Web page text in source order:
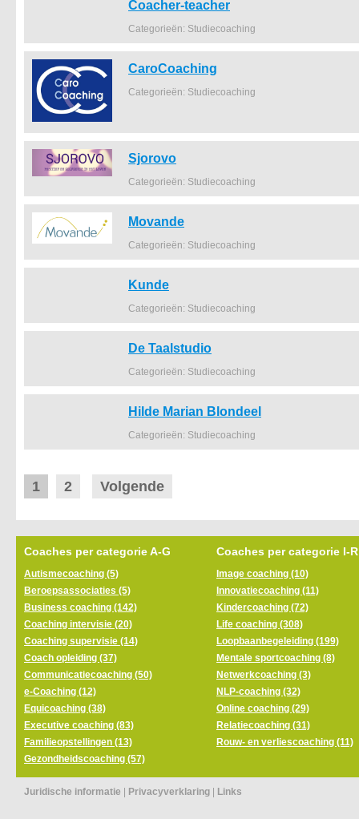
Coacher-teacher
Categorieën: Studiecoaching
CaroCoaching
Categorieën: Studiecoaching
Sjorovo
Categorieën: Studiecoaching
Movande
Categorieën: Studiecoaching
Kunde
Categorieën: Studiecoaching
De Taalstudio
Categorieën: Studiecoaching
Hilde Marian Blondeel
Categorieën: Studiecoaching
1 2 Volgende
Coaches per categorie A-G
Autismecoaching (5)
Beroepsassociaties (5)
Business coaching (142)
Coaching intervisie (20)
Coaching supervisie (14)
Coach opleiding (37)
Communicatiecoaching (50)
e-Coaching (12)
Equicoaching (38)
Executive coaching (83)
Familieopstellingen (13)
Gezondheidscoaching (57)
Coaches per categorie I-R
Image coaching (10)
Innovatiecoaching (11)
Kindercoaching (72)
Life coaching (308)
Loopbaanbegeleiding (199)
Mentale sportcoaching (8)
Netwerkcoaching (3)
NLP-coaching (32)
Online coaching (29)
Relatiecoaching (31)
Rouw- en verliescoaching (11)
Juridische informatie Privacyverklaring Links